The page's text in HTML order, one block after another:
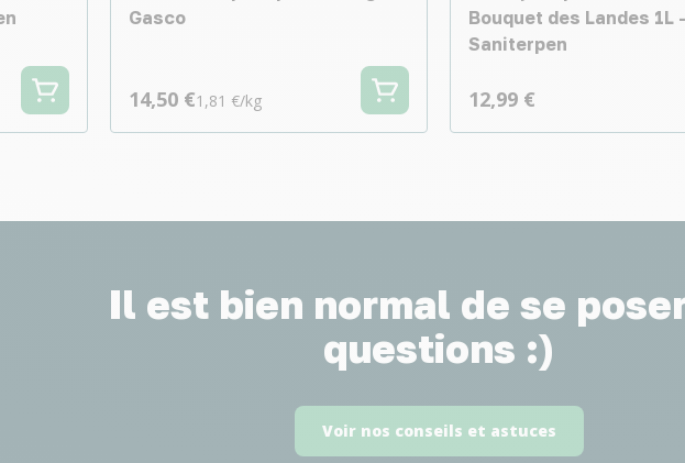
Gasco
14,50 €1,81 €/kg
Bouquet des Landes 1L -
Saniterpen
12,99 €
Il est bien normal de se
questions :)
Voir nos conseils et astuces